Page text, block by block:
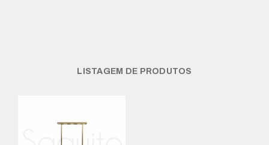
LISTAGEM DE PRODUTOS